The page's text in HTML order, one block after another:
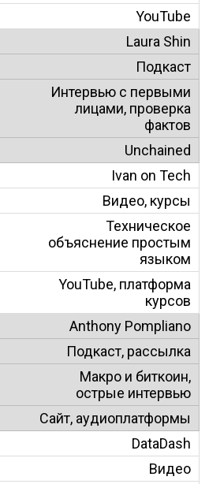
YouTube
Laura Shin
Подкаст
Интервью с первыми
лицами, проверка
фактов
Unchained
Ivan on Tech
Видео, курсы
Техническое
объяснение простым
языком
YouTube, платформа
курсов
Anthony Pompliano
Подкаст, рассылка
Макро и биткоин,
острые интервью
Сайт, аудиоплатформы
DataDash
Видео